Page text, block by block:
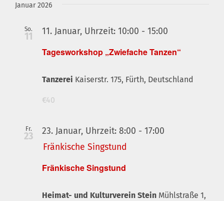
Januar 2026
So.
11
Tagesworkshop „Zwiefache Tanzen“
11. Januar, Uhrzeit: 10:00 - 15:00
Tanzerei Kaiserstr. 175, Fürth, Deutschland
€40
Fr.
23
Fränkische Singstund
23. Januar, Uhrzeit: 8:00 - 17:00
Fränkische Singstund
Heimat- und Kulturverein Stein Mühlstraße 1,